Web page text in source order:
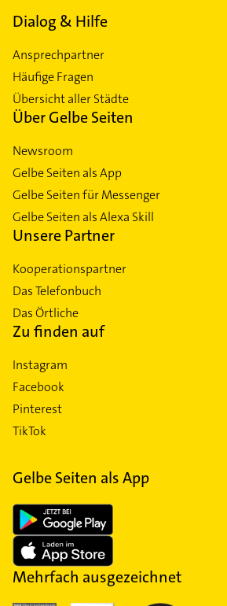
Dialog & Hilfe
Ansprechpartner
Häufige Fragen
Übersicht aller Städte
Über Gelbe Seiten
Newsroom
Gelbe Seiten als App
Gelbe Seiten für Messenger
Gelbe Seiten als Alexa Skill
Unsere Partner
Kooperationspartner
Das Telefonbuch
Das Örtliche
Zu finden auf
Instagram
Facebook
Pinterest
TikTok
Gelbe Seiten als App
Mehrfach ausgezeichnet